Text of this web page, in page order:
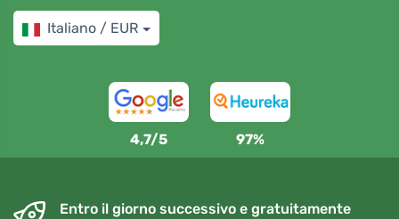
Italiano / EUR
4,7/5 97%
Entro il giorno successivo e gratuitamente